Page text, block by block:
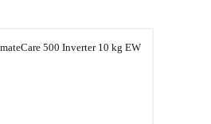
500 Inverter 10 kg EW